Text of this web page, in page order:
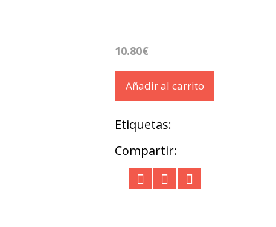
10.80€
Añadir al carrito
Etiquetas:
Compartir: